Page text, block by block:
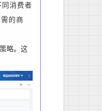
消费者
的商
略。这